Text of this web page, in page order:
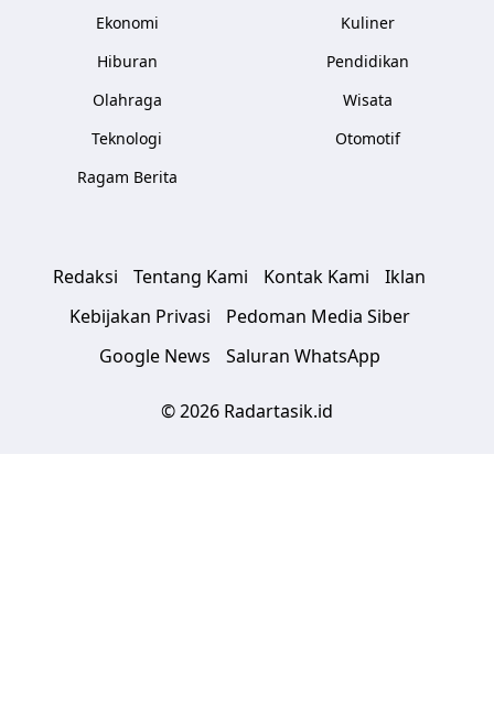
Ekonomi
Hiburan
Olahraga
Teknologi
Ragam Berita
Kuliner
Pendidikan
Wisata
Otomotif
Redaksi Tentang Kami Kontak Kami
Iklan
Kebijakan Privasi
Pedoman Media Siber
Google News
Saluran WhatsApp
© 2026 Radartasik.id